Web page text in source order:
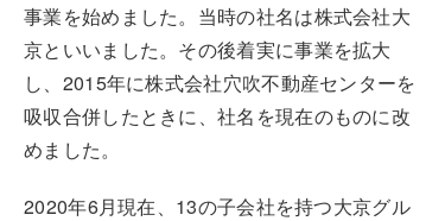
事業を始めました。当時の社名は株式会社大
京といいました。その後着実に事業を拡大
し、2015年に株式会社穴吹不動産センターを
吸収合併したときに、社名を現在のものに改
めました。
2020年6月現在、13の子会社を持つ大京グル